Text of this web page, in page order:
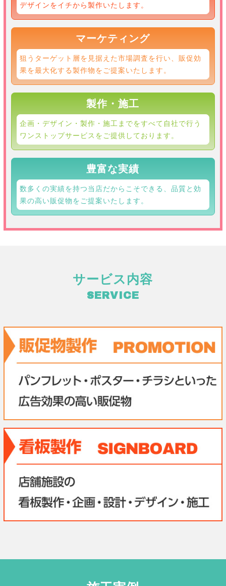
デザインをイチから製作いたします。
マーケティング
狙うターゲット層を見据えた市場調査を行い、販促効
果を最大化する製作物をご提案いたします。
製作・施工
企画・デザイン・製作・施工までをすべて自社で行う
ワンストップサービスをご提供しております。
豊富な実績
数多くの実績を持つ当店だからこそできる、品質と効
果の高い販促物をご提案いたします。
サービス内容
SERVICE